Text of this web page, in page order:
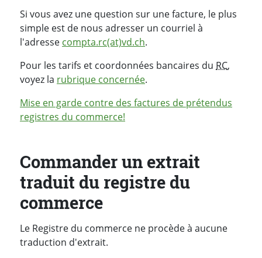
Si vous avez une question sur une facture, le plus
simple est de nous adresser un courriel à
l'adresse compta.rc(at)vd.ch.
Pour les tarifs et coordonnées bancaires du RC,
voyez la rubrique concernée.
Mise en garde contre des factures de prétendus
registres du commerce!
Commander un extrait
traduit du registre du
commerce
Le Registre du commerce ne procède à aucune
traduction d'extrait.